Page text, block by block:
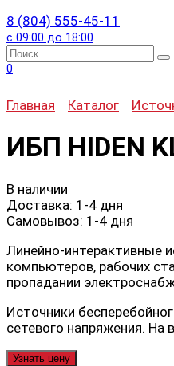
8 (804) 555-45-11
с 09:00 до 18:00
Search
for:
0
Главная Каталог
ИБП HIDEN
В наличии
Доставка: 1-4 дня
Самовывоз: 1-4 дня
Линейно-интерактивные
компьютеров, рабочих
пропадании
Источники
сетевого напряжения. На
Узнать цену